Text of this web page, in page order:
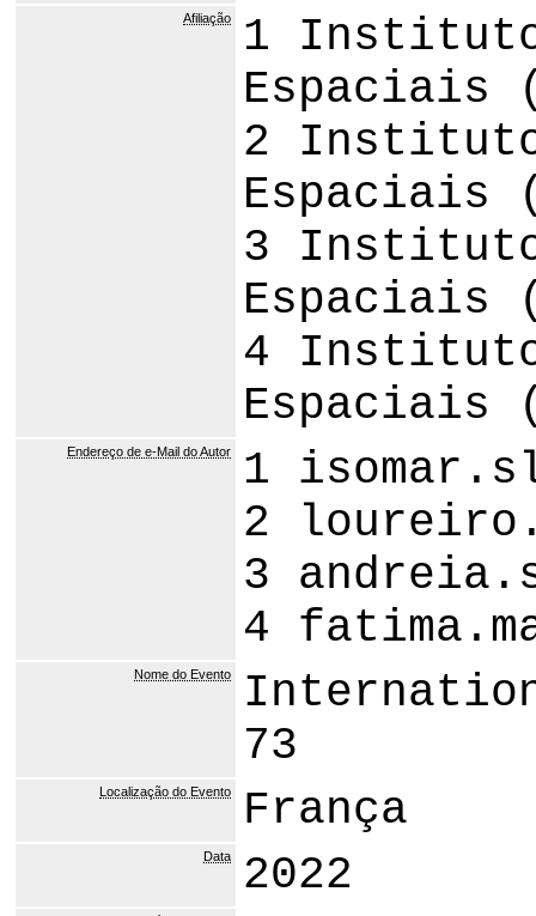
Afiliação
1 Instituto
Espaciais
2 Instituto
Espaciais
3 Instituto
Espaciais
4 Instituto
Espaciais
Endereço de e-Mail do Autor
1
2
3
4
Nome do Evento
73
Localização do Evento França
Data 2022